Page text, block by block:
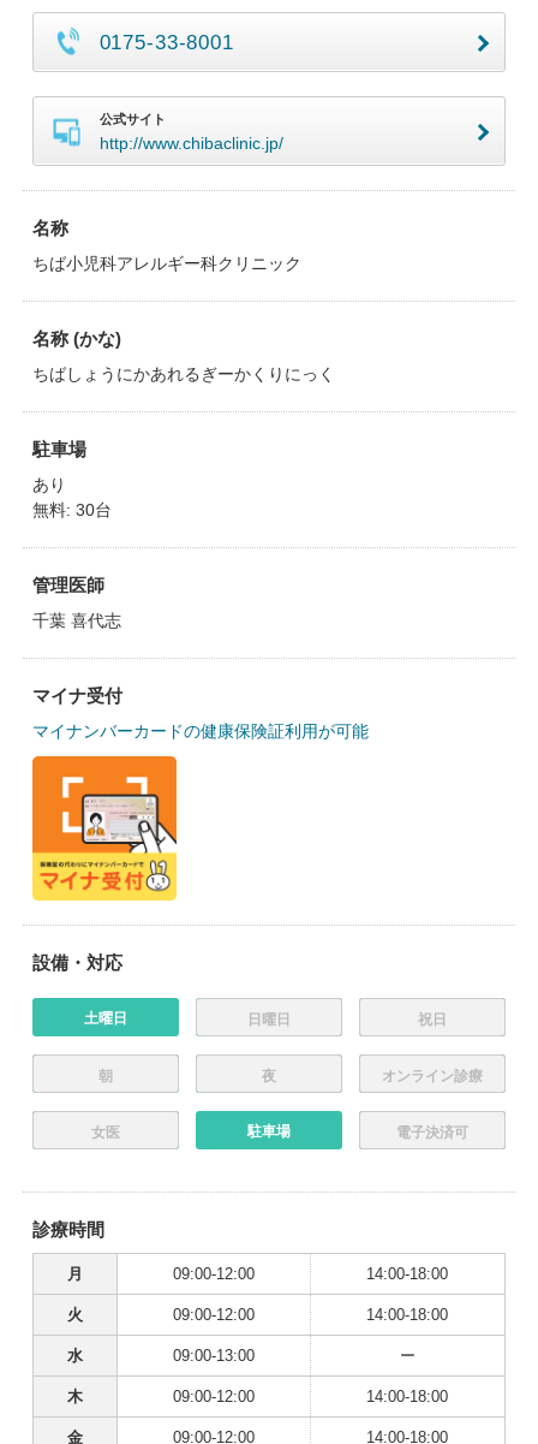
0175-33-8001
公式サイト
http://www.chibaclinic.jp/
名称
ちば小児科アレルギー科クリニック
名称 (かな)
ちばしょうにかあれるぎーかくりにっく
駐車場
あり
無料: 30台
管理医師
千葉 喜代志
マイナ受付
マイナンバーカードの健康保険証利用が可能
設備・対応
土曜日 日曜日 祝日
朝 夜 オンライン診療
女医 駐車場 電子決済可
診療時間
月 09:00-12:00 14:00-18:00
火 09:00-12:00 14:00-18:00
水 09:00-13:00 ー
木 09:00-12:00 14:00-18:00
金 09:00-12:00 14:00-18:00